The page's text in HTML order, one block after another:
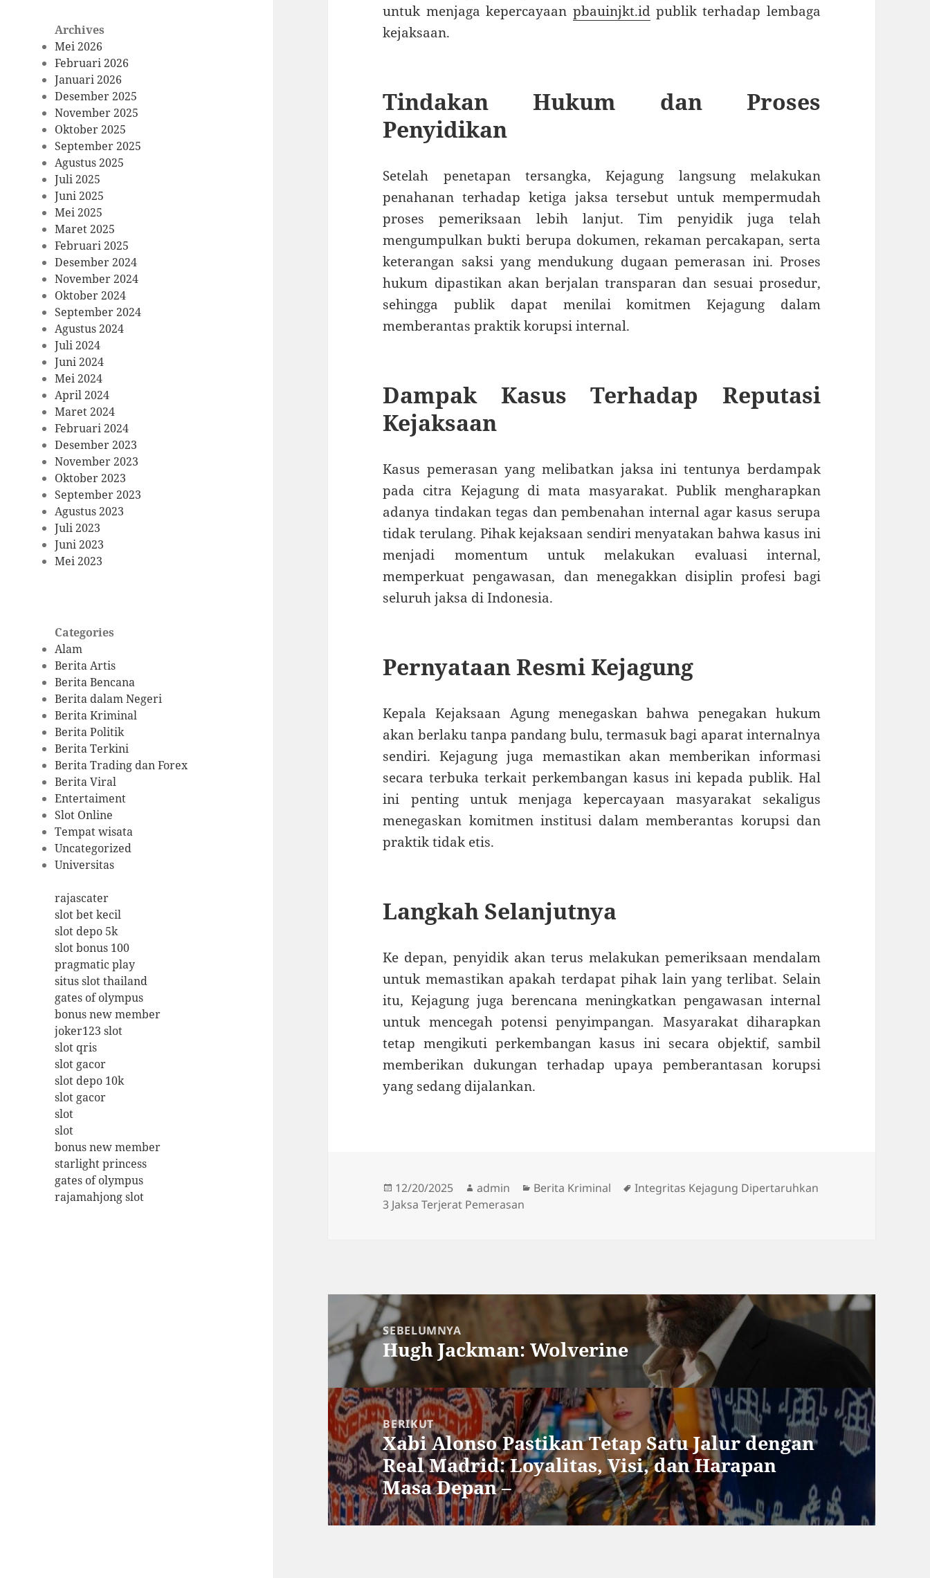
Archives
Mei 2026
Februari 2026
Januari 2026
Desember 2025
November 2025
Oktober 2025
September 2025
Agustus 2025
Juli 2025
Juni 2025
Mei 2025
Maret 2025
Februari 2025
Desember 2024
November 2024
Oktober 2024
September 2024
Agustus 2024
Juli 2024
Juni 2024
Mei 2024
April 2024
Maret 2024
Februari 2024
Desember 2023
November 2023
Oktober 2023
September 2023
Agustus 2023
Juli 2023
Juni 2023
Mei 2023
Categories
Alam
Berita Artis
Berita Bencana
Berita dalam Negeri
Berita Kriminal
Berita Politik
Berita Terkini
Berita Trading dan Forex
Berita Viral
Entertaiment
Slot Online
Tempat wisata
Uncategorized
Universitas
rajascater
slot bet kecil
slot depo 5k
slot bonus 100
pragmatic play
situs slot thailand
gates of olympus
bonus new member
joker123 slot
slot qris
slot gacor
slot depo 10k
slot gacor
slot
slot
bonus new member
starlight princess
gates of olympus
rajamahjong slot
untuk menjaga kepercayaan pbauinjkt.idpublik terhadap lembaga
kejaksaan.
Tindakan Hukum dan Proses
Penyidikan
Setelah penetapan tersangka, Kejagung langsung melakukan
penahanan terhadap ketiga jaksa tersebut untuk mempermudah
proses pemeriksaan lebih lanjut. Tim penyidik juga telah
mengumpulkan bukti berupa dokumen, rekaman percakapan, serta
keterangan saksi yang mendukung dugaan pemerasan ini. Proses
hukum dipastikan akan berjalan transparan dan sesuai prosedur,
sehingga publik dapat menilai komitmen Kejagung dalam
memberantas praktik korupsi internal.
Dampak Kasus Terhadap Reputasi
Kejaksaan
Kasus pemerasan yang melibatkan jaksa ini tentunya berdampak
pada citra Kejagung di mata masyarakat. Publik mengharapkan
adanya tindakan tegas dan pembenahan internal agar kasus serupa
tidak terulang. Pihak kejaksaan sendiri menyatakan bahwa kasus ini
menjadi momentum untuk melakukan evaluasi internal,
memperkuat pengawasan, dan menegakkan disiplin profesi bagi
seluruh jaksa di Indonesia.
Pernyataan Resmi Kejagung
Kepala Kejaksaan Agung menegaskan bahwa penegakan hukum
akan berlaku tanpa pandang bulu, termasuk bagi aparat internalnya
sendiri. Kejagung juga memastikan akan memberikan informasi
secara terbuka terkait perkembangan kasus ini kepada publik. Hal
ini penting untuk menjaga kepercayaan masyarakat sekaligus
menegaskan komitmen institusi dalam memberantas korupsi dan
praktik tidak etis.
Langkah Selanjutnya
Ke depan, penyidik akan terus melakukan pemeriksaan mendalam
untuk memastikan apakah terdapat pihak lain yang terlibat. Selain
itu, Kejagung juga berencana meningkatkan pengawasan internal
untuk mencegah potensi penyimpangan. Masyarakat diharapkan
tetap mengikuti perkembangan kasus ini secara objektif, sambil
memberikan dukungan terhadap upaya pemberantasan korupsi
yang sedang dijalankan.
Diposkan
pada
12/20/2025 Penulis
admin Kategori
Berita Kriminal Tag
Integritas Kejagung Dipertaruhkan
3 Jaksa Terjerat Pemerasan
Navigasi
pos
SEBELUMNYA
Pos
sebelumnya:
Hugh Jackman: Wolverine
BERIKUT
Pos
berikutnya:
Xabi Alonso Pastikan Tetap Satu Jalur dengan
Real Madrid: Loyalitas, Visi, dan Harapan
Masa Depan –